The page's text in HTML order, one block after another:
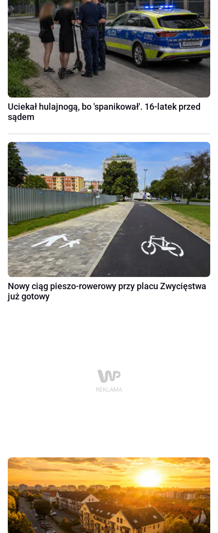
Uciekał hulajnogą, bo 'spanikował'. 16-latek przed
sądem
Nowy ciąg pieszo-rowerowy przy placu Zwycięstwa
już gotowy